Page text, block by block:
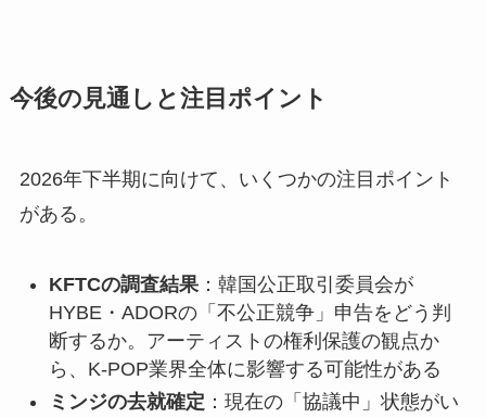
今後の見通しと注目ポイント
2026年下半期に向けて、いくつかの注目ポイント
がある。
KFTCの調査結果：韓国公正取引委員会が
HYBE・ADORの「不公正競争」申告をどう判
断するか。アーティストの権利保護の観点か
ら、K-POP業界全体に影響する可能性がある
ミンジの去就確定 ：現在の「協議中」状態がい